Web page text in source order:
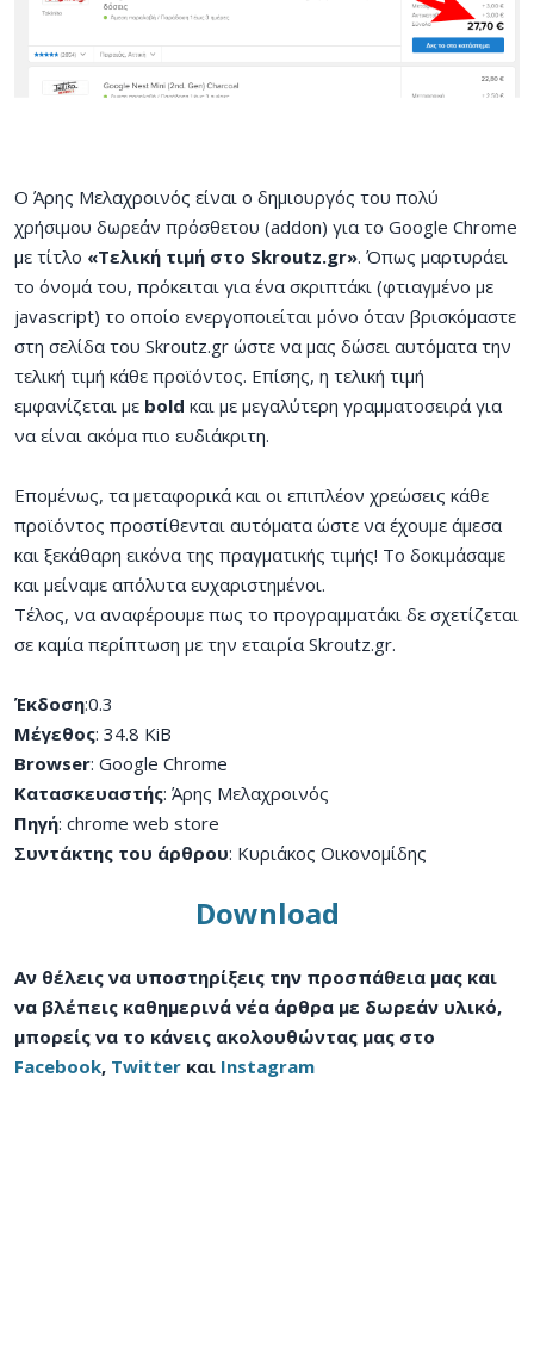
Ο Άρης Μελαχροινός είναι ο δημιουργός του πολύ
χρήσιμου δωρεάν πρόσθετου (addon) για το Google Chrome
με τίτλο «Τελική τιμή στο Skroutz.gr». Όπως μαρτυράει
το όνομά του, πρόκειται για ένα σκριπτάκι (φτιαγμένο με
javascript) το οποίο ενεργοποιείται μόνο όταν βρισκόμαστε
στη σελίδα του Skroutz.gr ώστε να μας δώσει αυτόματα την
τελική τιμή κάθε προϊόντος. Επίσης, η τελική τιμή
εμφανίζεται με bold και με μεγαλύτερη γραμματοσειρά για
να είναι ακόμα πιο ευδιάκριτη.
Επομένως, τα μεταφορικά και οι επιπλέον χρεώσεις κάθε
προϊόντος προστίθενται αυτόματα ώστε να έχουμε άμεσα
και ξεκάθαρη εικόνα της πραγματικής τιμής! Το δοκιμάσαμε
και μείναμε απόλυτα ευχαριστημένοι.
Τέλος, να αναφέρουμε πως το προγραμματάκι δε σχετίζεται
σε καμία περίπτωση με την εταιρία Skroutz.gr.
Έκδοση:0.3
Μέγεθος: 34.8 KiB
Browser: Google Chrome
Κατασκευαστής: Άρης Μελαχροινός
Πηγή: chrome web store
Συντάκτης του άρθρου: Κυριάκος Οικονομίδης
Download
Αν θέλεις να υποστηρίξεις την προσπάθεια μας και
να βλέπεις καθημερινά νέα άρθρα με δωρεάν υλικό,
μπορείς να το κάνεις ακολουθώντας μας στο
Facebook, Twitter και Instagram